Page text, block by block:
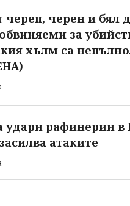
череп, черен и бял
за
хълм са
удари рафинерии в
атаките